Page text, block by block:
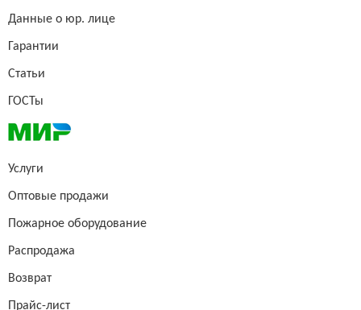
Данные о юр. лице
Гарантии
Статьи
ГОСТы
Услуги
Оптовые продажи
Пожарное оборудование
Распродажа
Возврат
Прайс-лист